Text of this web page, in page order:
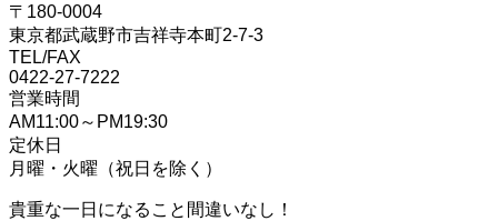
〒180-0004
東京都武蔵野市吉祥寺本町2-7-3
TEL/FAX
0422-27-7222
営業時間
AM11:00～PM19:30
定休日
月曜・火曜（祝日を除く）
貴重な一日になること間違いなし！